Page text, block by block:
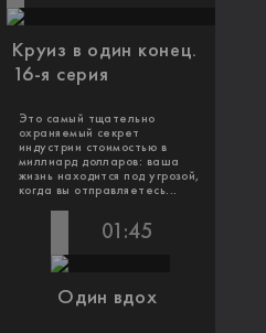
Круиз в один конец.
16-я серия
Это самый тщательно
охраняемый секрет
индустрии стоимостью в
миллиард долларов: ваша
жизнь находится под угрозой,
когда вы отправляетесь...
01:45
Один вдох